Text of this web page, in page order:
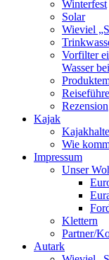
Winterfest
Solar
Wieviel
Vorfilter
Wasser
Rezension
Kajak
Wie
Impressum
Unser
Klettern
Partner/
Autark